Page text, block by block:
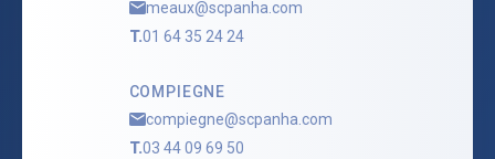
meaux@scpanha.com
T.01 64 35 24 24
COMPIEGNE
compiegne@scpanha.com
T.03 44 09 69 50